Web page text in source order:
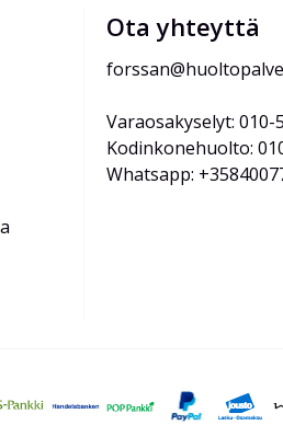
Ota yhteyttä
Varaosakyselyt: 010-
Kodinkonehuolto:
Whatsapp: